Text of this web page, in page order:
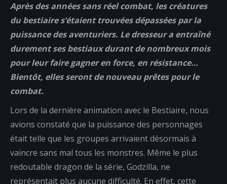
Après des années sans réel combat, les créatures
du bestiaire s’étaient trouvées dépassées par la
puissance des aventuriers. Le dresseur a entraîné
durement ses bestiaux durant de nombreux mois
pour leur faire gagner en force, en résistance…
Bientôt, elles seront de nouveau prêtes pour le
combat.
Lors de la dernière animation avec le Bestiaire, nous
avions constaté que la puissance des personnages
était telle que les groupes arrivaient désormais à
vaincre sans mal tous les monstres. Même le plus
redoutable dragon de la série, Godzilla, ne
représentait plus aucune difficulté. En effet, cette